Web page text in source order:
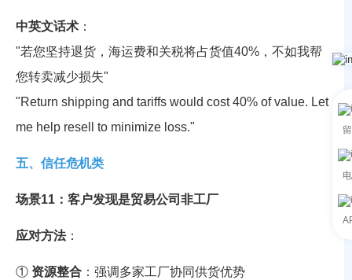
中英文话术 ：
"若您坚持退货，海运费和关税将占货值40%，不如我帮
您转卖减少损失"
"Return shipping and tariffs would cost 40% of value. Let
me help resell to minimize loss."
五、信任危机类
场景11：客户发现是贸易公司非工厂
应对方法：
① 资源整合 ：强调多家工厂协同供货优势